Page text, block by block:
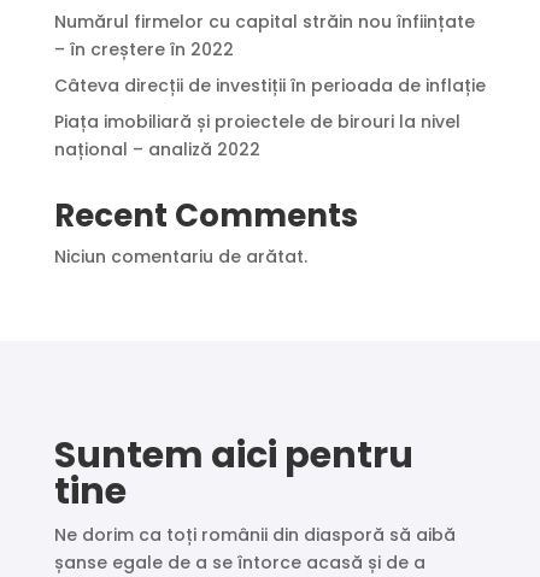
Numărul firmelor cu capital străin nou înființate
– în creștere în 2022
Câteva direcții de investiții în perioada de inflație
Piața imobiliară și proiectele de birouri la nivel
național – analiză 2022
Recent Comments
Niciun comentariu de arătat.
Suntem aici pentru
tine
Ne dorim ca toți românii din diasporă să aibă
șanse egale de a se întorce acasă și de a